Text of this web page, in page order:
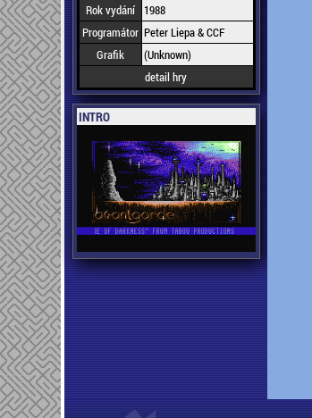
Rok vydání
1988
Programátor Peter Liepa & CCF
Grafik
(Unknown)
detail hry
INTRO